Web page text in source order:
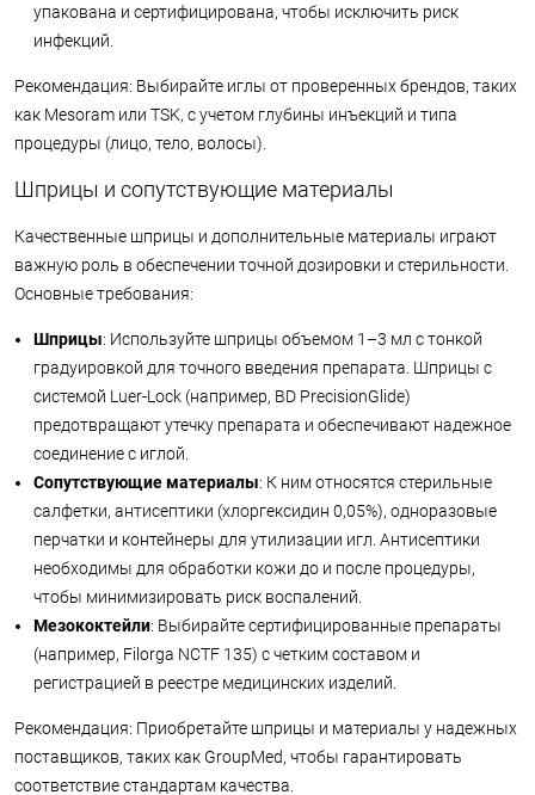
упакована и сертифицирована, чтобы исключить риск
инфекций.
Рекомендация: Выбирайте иглы от проверенных брендов, таких
как Mesoram или TSK, с учетом глубины инъекций и типа
процедуры (лицо, тело, волосы).
Шприцы и сопутствующие материалы
Качественные шприцы и дополнительные материалы играют
важную роль в обеспечении точной дозировки и стерильности.
Основные требования:
Шприцы: Используйте шприцы объемом 1–3 мл с тонкой
градуировкой для точного введения препарата. Шприцы с
системой Luer-Lock (например, BD PrecisionGlide)
предотвращают утечку препарата и обеспечивают надежное
соединение с иглой.
Сопутствующие материалы: К ним относятся стерильные
салфетки, антисептики (хлоргексидин 0,05%), одноразовые
перчатки и контейнеры для утилизации игл. Антисептики
необходимы для обработки кожи до и после процедуры,
чтобы минимизировать риск воспалений.
Мезококтейли: Выбирайте сертифицированные препараты
(например, Filorga NCTF 135) с четким составом и
регистрацией в реестре медицинских изделий.
Рекомендация: Приобретайте шприцы и материалы у надежных
поставщиков, таких как GroupMed, чтобы гарантировать
соответствие стандартам качества.